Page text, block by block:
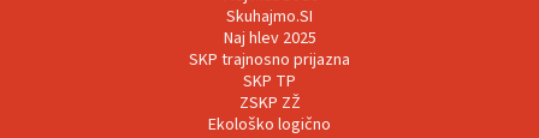
Skuhajmo.SI
Naj hlev 2025
SKP trajnosno prijazna
SKP TP
ZSKP ZŽ
Ekološko logično